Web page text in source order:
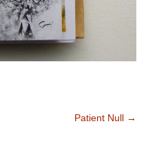
Patient Null →